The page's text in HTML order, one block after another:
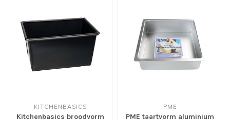
KITCHENBASICS
Kitchenbasics broodvorm
PME
PME taartvorm aluminium